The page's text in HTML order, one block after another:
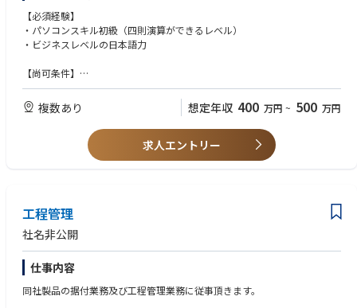
※勤務は夜勤を含む3交代制のシフト勤務になります。
Key job responsibilities
【具体的な業務内容】
■配送管理
入荷した商品の仕分け・出荷作業および配送ルートの計画を立案します。
“どのアイテムを、いつ、何人で仕分けするか”、“どの地域に、どのよう
な順番で配送するか”などをプランニングしてください。
全体の作業・人員計画はシニアエリアマネージャーが行ないます。連携を
仕分けや出荷、配送などを担うスタッフの管理業務です。
人員は数十名。
物流量に合わせてシフトを組むほか、業務がスムーズに進捗しているかな
どを管理します。
シフト調整を担当するアシスタントスタッフ（3～4名）と連携し、状況把
握や指示出しなどをしてください。
業務管理は社内システムで行います。
=====================================
工程管理マネージャーのサポートのもと、以下の業務を行って頂きます。
・入出荷に係る各種事務作業及びその改善
・業務標準化の推進
(例) 新人さんにも分かりやすいマニュアルの作成や、トレーニングプログ
※倉庫内での入出荷、在庫管理を通して、物流の仕組みやマネージメント
※勤務はシフト制となります。夜勤もございます。
※拠点は全国にあるため、組織やポジションの変更により、お引越しを伴
う転勤が発生する可能性もございます。
【必須経験】
・パソコンスキル初級（四則演算ができるレベル）
・ビジネスレベルの日本語力
【尚可条件】
・チームワークを重視し、チームプレーのための気配りができる方
・向上心があり、今よりも成長したいという熱意がある方
・臨機応変に行動し、理論的に物事の判断ができる方
・物流または製造業での経験があれば尚可
・主体的でスピード感をもった方を求めます
・ピープルマネージメント経験
複数あり 想定年収 400 万円 ~ 500 万円
求人エントリー
工程管理
社名非公開
仕事内容
同社製品の据付業務及び工程管理業務に従事頂きます。